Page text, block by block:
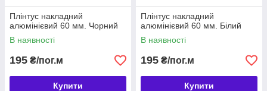
Плінтус накладний
алюмінієвий 60 мм. Чорний
В наявності
195 ₴/пог.м
Купити
Плінтус накладний
алюмінієвий 60 мм. Білий
В наявності
195 ₴/пог.м
Купити